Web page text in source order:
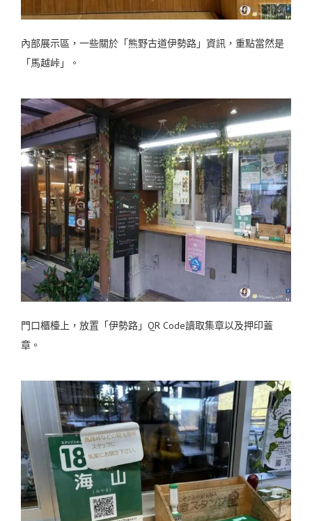
內部展示區，一些關於「熊野古道伊勢路」資訊，重點當然是
「馬越峠」。
門口櫃檯上，放置「伊勢路」QR Code讀取集章以及押印蓋
章。